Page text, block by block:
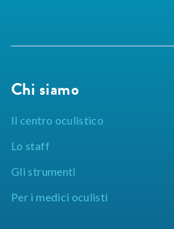
Chi siamo
Il centro oculistico
Lo staff
Gli strumenti
Per i medici oculisti